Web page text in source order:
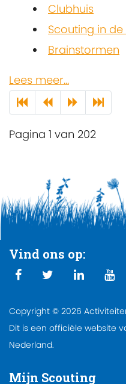
Clubhuis
Scouting in
Brainstormen
Lees meer...
Pagina 1 van 202
Vind ons op:
Copyright © 2026
Dit is een officiële website
Nederland.
Mijn Scouting